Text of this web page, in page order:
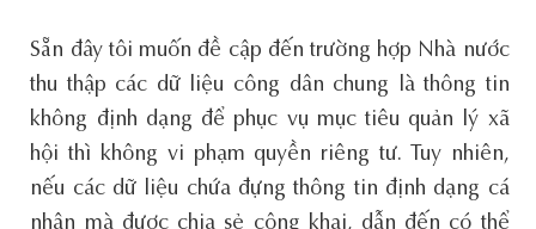
Sẵn đây tôi muốn đề cập đến trường hợp Nhà nước
thu thập các dữ liệu công dân chung là thông tin
không định dạng để phục vụ mục tiêu quản lý xã
hội thì không vi phạm quyền riêng tư. Tuy nhiên,
nếu các dữ liệu chứa đựng thông tin định dạng cá
nhân mà được chia sẻ công khai, dẫn đến có thể